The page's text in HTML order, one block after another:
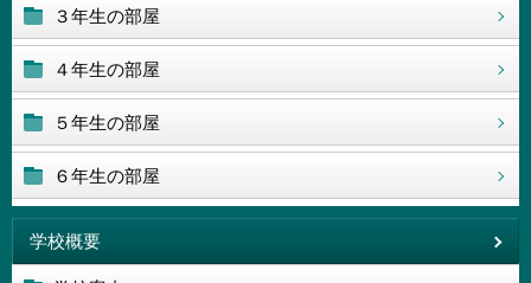
３年生の部屋
４年生の部屋
５年生の部屋
６年生の部屋
学校概要